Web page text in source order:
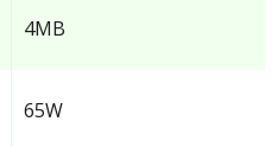
4MB
65W